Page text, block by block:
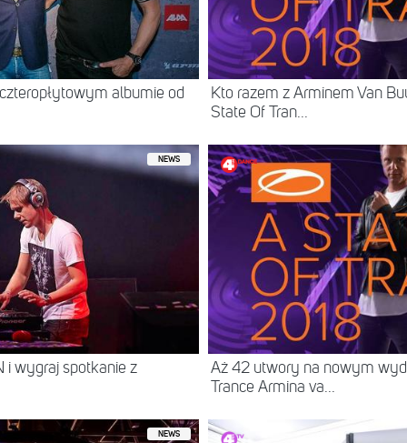
albumie od
Kto razem z Arminem Van
State Of Tran...
NEWS
i wygraj spotkanie z
Aż 42 utwory na nowym
Trance Armina va...
NEWS